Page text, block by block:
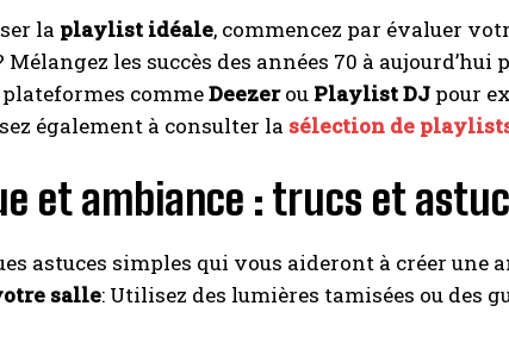
la playlist idéale, commencez par évaluer
les succès des années 70 à aujourd’hui
commeDeezerou Playlist DJ pour
également à consulter la sélection de
et ambiance : trucs et
astuces simples qui vous aideront à créer une
salle: Utilisez des lumières tamisées ou des